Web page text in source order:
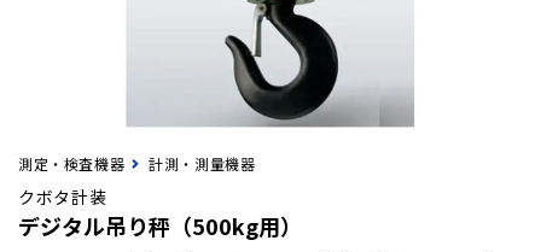
測定・検査機器 計測・測量機器
クボタ計装
デジタル吊り秤（500kg用）